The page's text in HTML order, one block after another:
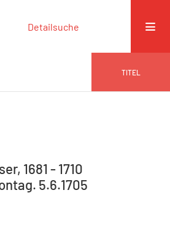
Detailsuche
TITEL
1681 - 1710
5.6.1705